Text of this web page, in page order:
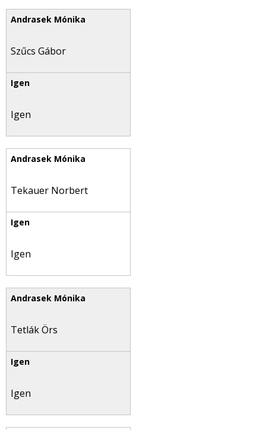
Szűcs Gábor
Igen
Tekauer Norbert
Igen
Tetlák Örs
Igen